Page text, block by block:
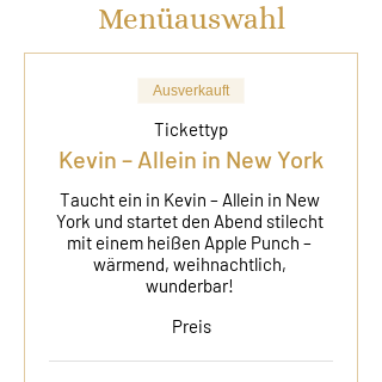
Menüauswahl
Ausverkauft
Tickettyp
Kevin – Allein in New York
Taucht ein in Kevin – Allein in New
York und startet den Abend stilecht
mit einem heißen Apple Punch –
wärmend, weihnachtlich,
wunderbar!
Preis